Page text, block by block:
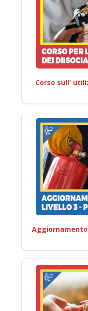
Corso sull'